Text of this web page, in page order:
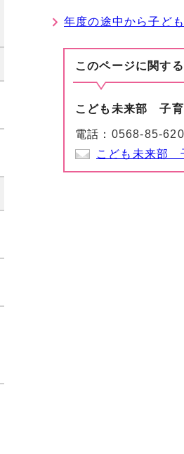
年度の途中から子ど
このページに関する
こども未来部 子育
電話： 0568-85-
こども未来部